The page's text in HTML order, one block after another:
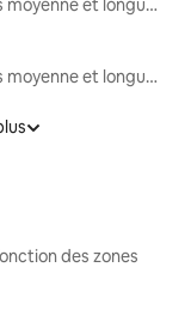
Locations moyenne et longue durée
Locations moyenne et longue durée
des zones